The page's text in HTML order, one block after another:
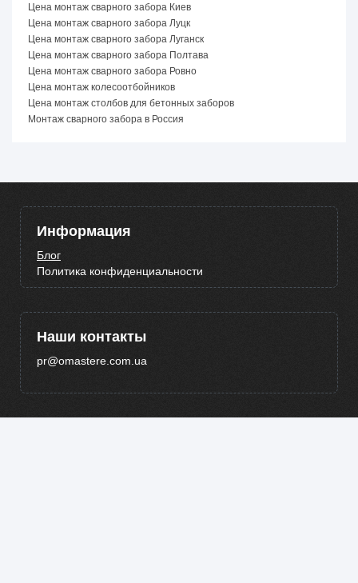
Цена монтаж сварного забора Киев
Цена монтаж сварного забора Луцк
Цена монтаж сварного забора Луганск
Цена монтаж сварного забора Полтава
Цена монтаж сварного забора Ровно
Цена монтаж колесоотбойников
Цена монтаж столбов для бетонных заборов
Монтаж сварного забора в Россия
Информация
Блог
Политика конфиденциальности
Наши контакты
pr@omastere.com.ua